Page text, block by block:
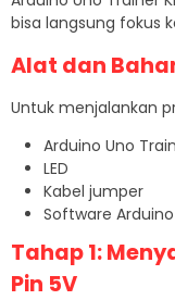
bisa langsung fokus
Alat dan
Untuk menjalankan
Arduino Uno
LED
Kabel jumper
Software Arduino
Tahap 1:
Pin 5V